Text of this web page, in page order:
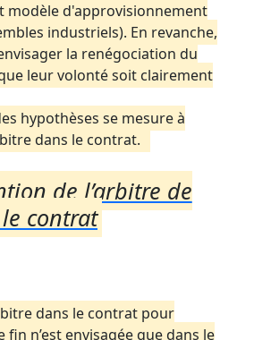
d'approvisionnement
industriels). En revanche,
la renégociation du
leur volonté soit clairement
hypothèses se mesure à
dans le contrat.
de l’arbitre de
contrat
dans le contrat pour
fin n’est envisagée que dans le